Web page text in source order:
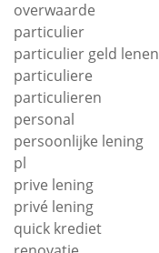
overwaarde
particulier
particulier geld lenen
particuliere
particulieren
personal
persoonlijke lening
pl
prive lening
privé lening
quick krediet